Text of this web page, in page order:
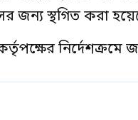
জন্য স্থগিত করা
নির্দেশক্রমে